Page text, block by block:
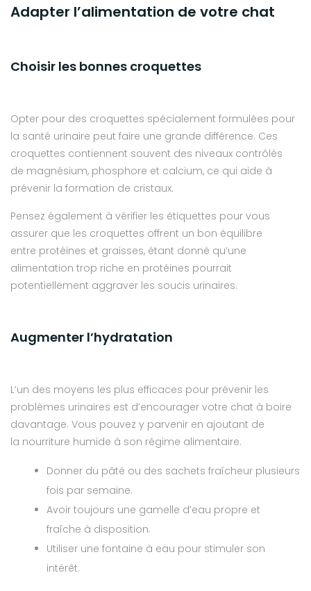
Adapter l’alimentation de votre chat
Choisir les bonnes croquettes
Opter pour des croquettes spécialement formulées pour
la santé urinaire peut faire une grande différence. Ces
croquettes contiennent souvent des niveaux contrôlés
de magnésium, phosphore et calcium, ce qui aide à
prévenir la formation de cristaux.
Pensez également à vérifier les étiquettes pour vous
assurer que les croquettes offrent un bon équilibre
entre protéines et graisses, étant donné qu’une
alimentation trop riche en protéines pourrait
potentiellement aggraver les soucis urinaires.
Augmenter l’hydratation
L’un des moyens les plus efficaces pour prévenir les
problèmes urinaires est d’encourager votre chat à boire
davantage. Vous pouvez y parvenir en ajoutant de
la nourriture humide à son régime alimentaire.
Donner du pâté ou des sachets fraîcheur plusieurs
fois par semaine.
Avoir toujours une gamelle d’eau propre et
fraîche à disposition.
Utiliser une fontaine à eau pour stimuler son
intérêt.